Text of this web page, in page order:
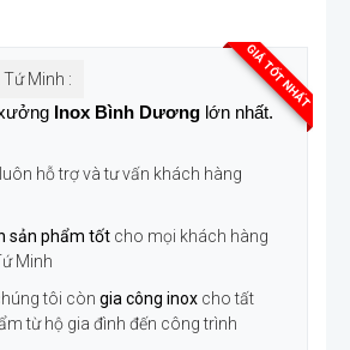
GIÁ TỐT NHẤT
Minh :
Inox Bình Dương lớn nhất.
hỗ trợ và tư vấn khách hàng
sản phẩm tốt cho mọi khách hàng
Minh
tôi còngia công inox cho tất
từ hộ gia đình đến công trình